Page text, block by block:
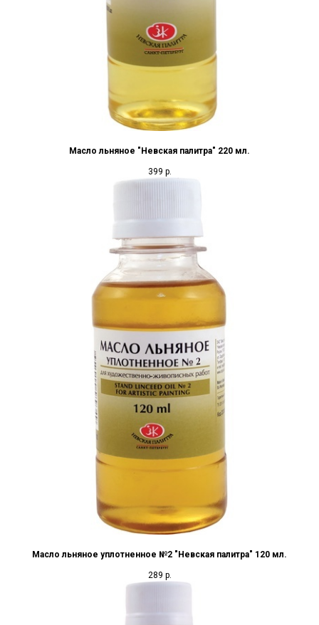
Масло льняное "Невская палитра" 220 мл.
399 р.
Масло льняное уплотненное №2 "Невская палитра" 120 мл.
289 р.